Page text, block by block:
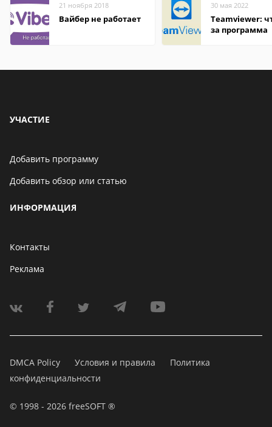
21 ноября 2018
Вайбер не работает
30 мая 2022
Teamviewer:
за программа
УЧАСТИЕ
Добавить программу
Добавить обзор или статью
ИНФОРМАЦИЯ
Контакты
Реклама
DMCA Policy Условия и правила
Политика
конфиденциальности
© 1998 - 2026 freeSOFT ®